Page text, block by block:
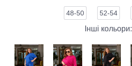
48-50 52-54
Інші кольори: